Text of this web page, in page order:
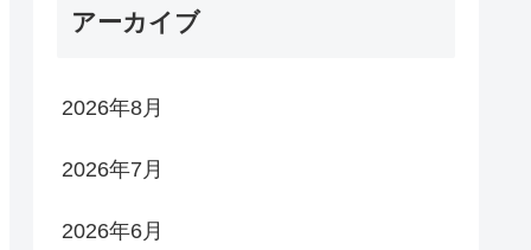
アーカイブ
2026年8月
2026年7月
2026年6月